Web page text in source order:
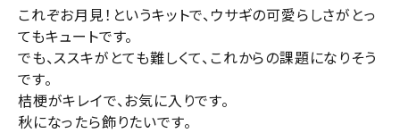
これぞお月見！というキットで、ウサギの可愛らしさがとっ
てもキュートです。
でも、ススキがとても難しくて、これからの課題になりそう
です。
桔梗がキレイで、お気に入りです。
秋になったら飾りたいです。